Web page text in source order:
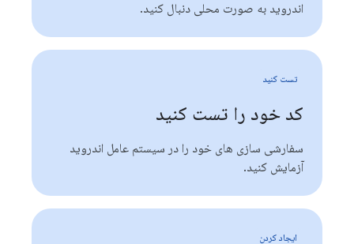
اندروید به صورت محلی دنبال کنید.
تست کنید
کد خود را تست کنید
سفارشی سازی های خود را در سیستم عامل اندروید
آزمایش کنید.
ايجاد كردن